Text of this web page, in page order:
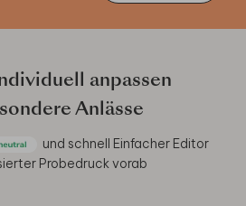
anpassen
Anlässe
und schnell Einfacher Editor
Probedruck vorab